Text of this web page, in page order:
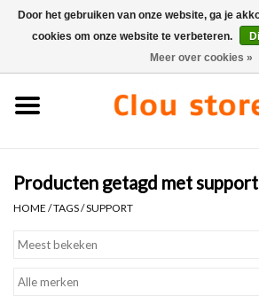
Fonteinsets
Toiletten
Producten getagd met support
HOME /TAGS/SUPPORT
Door het gebruiken van onze website, ga je
cookies om onze website te verbeteren.
Meer over cookies »